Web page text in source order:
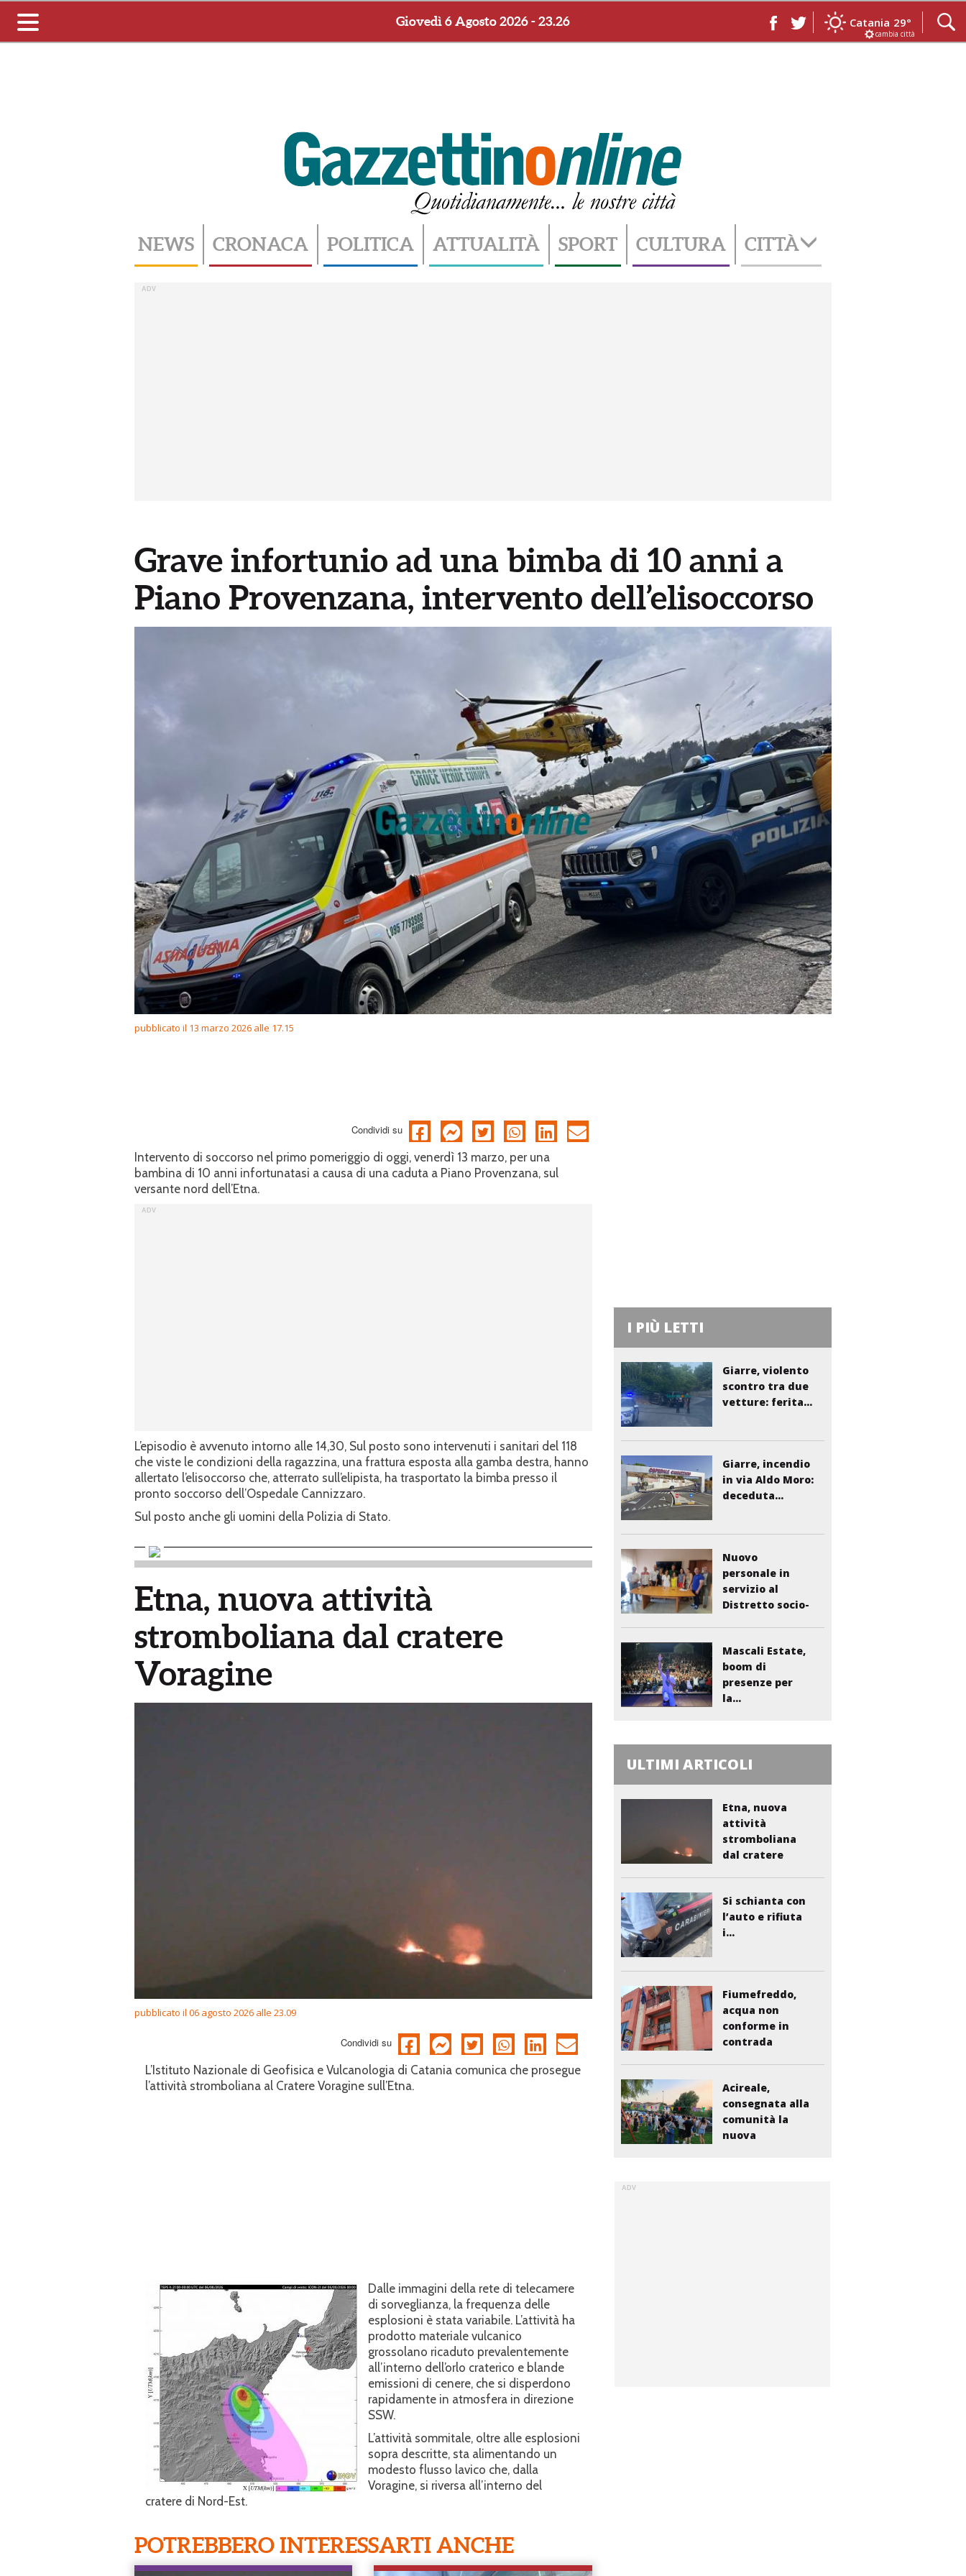
Toggle
navigation
Giovedì 6 Agosto 2026 - 23.26 Catania 29°
cambia città
NEWS CRONACA POLITICA ATTUALITÀ SPORT CULTURA CITTÀ
Grave infortunio ad una bimba di 10 anni a
Piano Provenzana, intervento dell’elisoccorso
pubblicato il 13 marzo 2026 alle 17.15
Condividi su
Intervento di soccorso nel primo pomeriggio di oggi, venerdì 13 marzo, per una
bambina di 10 anni infortunatasi a causa di una caduta a Piano Provenzana, sul
versante nord dell’Etna.
L’episodio è avvenuto intorno alle 14,30, Sul posto sono intervenuti i sanitari del 118
che viste le condizioni della ragazzina, una frattura esposta alla gamba destra, hanno
allertato l’elisoccorso che, atterrato sull’elipista, ha trasportato la bimba presso il
pronto soccorso dell’Ospedale Cannizzaro.
Sul posto anche gli uomini della Polizia di Stato.
Etna, nuova attività
stromboliana dal cratere
Voragine
pubblicato il 06 agosto 2026 alle 23.09
Condividi su
L’Istituto Nazionale di Geofisica e Vulcanologia di Catania comunica che prosegue
l’attività stromboliana al Cratere Voragine sull’Etna.
Dalle immagini della rete di telecamere
di sorveglianza, la frequenza delle
esplosioni è stata variabile. L’attività ha
prodotto materiale vulcanico
grossolano ricaduto prevalentemente
all’interno dell’orlo craterico e blande
emissioni di cenere, che si disperdono
rapidamente in atmosfera in direzione
SSW.
L’attività sommitale, oltre alle esplosioni
sopra descritte, sta alimentando un
modesto flusso lavico che, dalla
Voragine, si riversa all’interno del
cratere di Nord-Est.
POTREBBERO INTERESSARTI ANCHE
I PIÙ LETTI
Giarre, violento
scontro tra due
vetture: ferita...
Giarre, incendio
in via Aldo Moro:
deceduta...
Nuovo
personale in
servizio al
Distretto socio-
Mascali Estate,
boom di
presenze per
la...
ULTIMI ARTICOLI
Etna, nuova
attività
stromboliana
dal cratere
Si schianta con
l’auto e rifiuta
i...
Fiumefreddo,
acqua non
conforme in
contrada
Acireale,
consegnata alla
comunità la
nuova